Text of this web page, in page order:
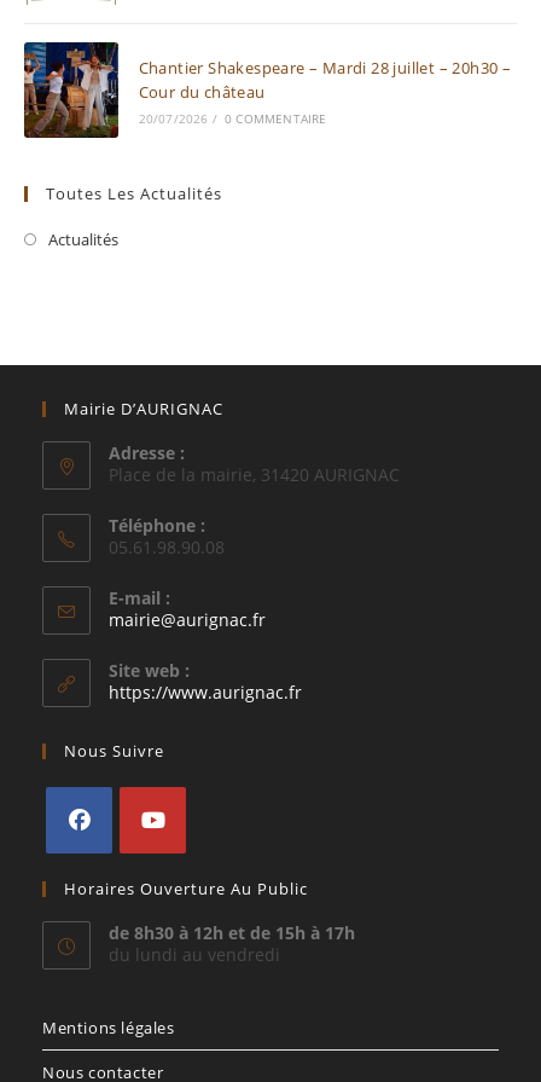
Chantier Shakespeare – Mardi 28 juillet – 20h30 –
Cour du château
20/07/2026 / 0 COMMENTAIRE
Toutes Les Actualités
Actualités
Mairie D’AURIGNAC
Adresse :
Place de la mairie, 31420 AURIGNAC
Téléphone :
05.61.98.90.08
E-mail :
mairie@aurignac.frS’ouvre
application
Site web :
https://www.aurignac.fr
Nous Suivre
dans
un
nouvel
dans
un
nouvel
Horaires Ouverture Au Public
de 8h30 à 12h et de 15h à 17h
du lundi au vendredi
Mentions légales
Nous contacter